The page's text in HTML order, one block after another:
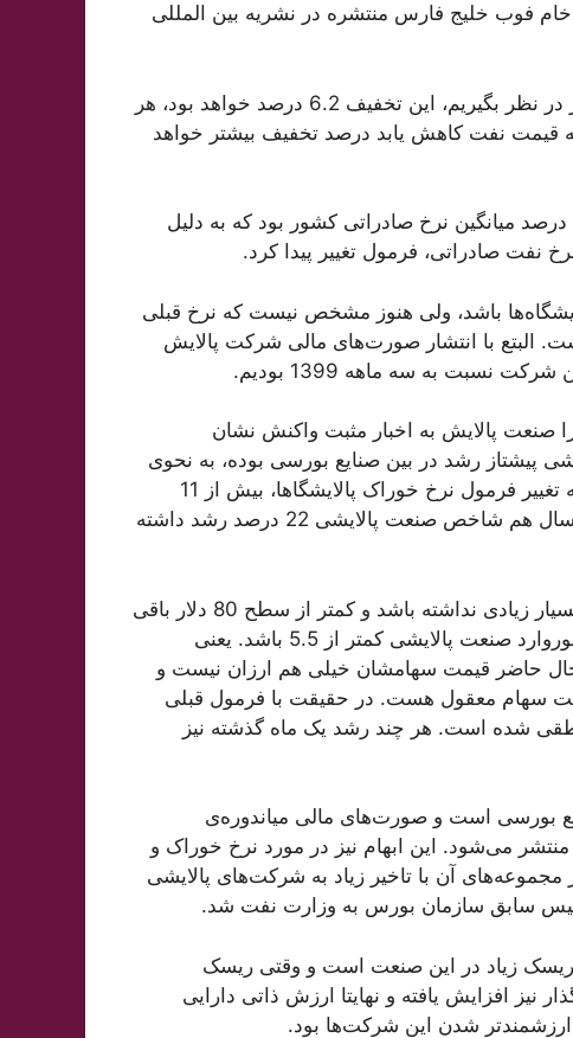
فوب خلیج فارس منتشره در نشریه بین المللی
او بیان کرد: اگر نرخ نفت فوب خلیج فارس را 80 دلار در نظر بگیریم، این تخفیف 6.2 درصد خواهد بود، هر
قیمت نفت کاهش یابد درصد تخفیف بیشتر خواهد
او افزود: در ابلاغیه قبلی وزارت نفت، نرخ خوراک 95 درصد میانگین نرخ صادراتی کشور بود که به دلیل
نفت صادراتی، فرمول تغییر پیدا کرد.
باشد، ولی هنوز مشخص نیست که نرخ قبلی
البتع با انتشار صورت‌های مالی شرکت پالایش
صنعت پالایش به اخبار مثبت واکنش نشان
پیشتاز رشد در بین صنایع بورسی بوده، به نحوی
که از ابتدای مهر ماه همزمان با انتشار اخبار مربوط به تغییر فرمول نرخ خوراک پالایشگاها، بیش از 11
درصد رشد شاخص صنعت را شاهد بودیم و از ابتدای سال هم شاخص صنعت پالایشی 22 درصد رشد داشته
او بیان کرد: به نظر می‌رسد که اگر قیمت نفت رشد بسیار زیادی نداشته باشد و کمتر از سطح 80 دلار باقی
بماند، حاشیه سود بیشتر شرکت‌ها بهبود یافته و p/e فوروارد صنعت پالایشی کمتر از 5.5 باشد. یعنی
حاضر قیمت سهامشان خیلی هم ارزان نیست و
سهام معقول هست. در حقیقت با فرمول قبلی
شده است. هر چند رشد یک ماه گذشته نیز
بورسی است و صورت‌های مالی میاندوره‌ی
پالایشی معمولا با تاخیر‌های بیش از 6 ماه منتشر می‌شود. این ابهام نیز در مورد نرخ خوراک و
آن با تاخیر زیاد به شرکت‌های پالایشی
سابق سازمان بورس به وزارت نفت شد.
ریسک زیاد در این صنعت است و وقتی ریسک
نیز افزایش یافته و نهایتا ارزش ذاتی دارایی
ارزشمندتر شدن این شرکت‌ها بود.